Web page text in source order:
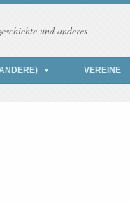
und anderes
VEREINE